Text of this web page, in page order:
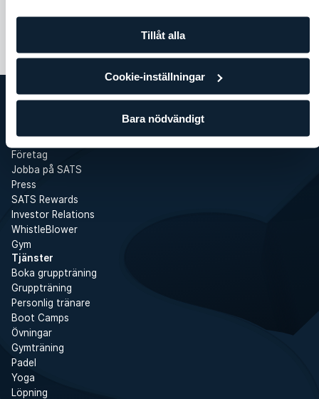
Tillåt alla
Cookie-inställningar
Bara nödvändigt
Det här är SATS
Företag
Jobba på SATS
Press
SATS Rewards
Investor Relations
WhistleBlower
Gym
Tjänster
Boka gruppträning
Gruppträning
Personlig tränare
Boot Camps
Övningar
Gymträning
Padel
Yoga
Löpning